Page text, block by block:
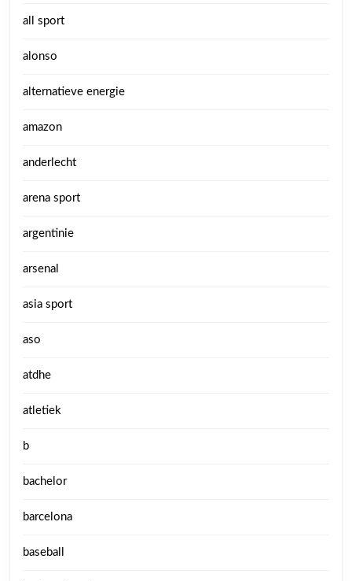
all sport
alonso
alternatieve energie
amazon
anderlecht
arena sport
argentinie
arsenal
asia sport
aso
atdhe
atletiek
b
bachelor
barcelona
baseball